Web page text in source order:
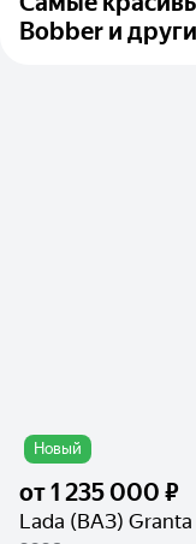
Bobber и
Новый
от1 235 000 ₽
Lada (ВАЗ) Granta